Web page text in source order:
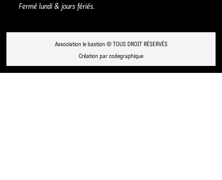
Fermé lundi & jours fériés.
Association le bastion © TOUS DROIT RÉSERVÉS
Création par codegraphique